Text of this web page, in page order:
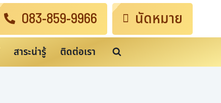
083-859-9966 นัดหมาย
สาระน่ารู้ ติดต่อเรา